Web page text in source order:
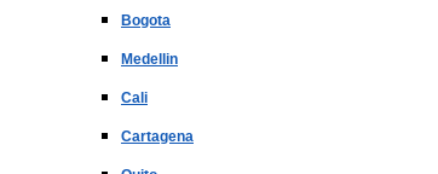
Bogota
Medellin
Cali
Cartagena